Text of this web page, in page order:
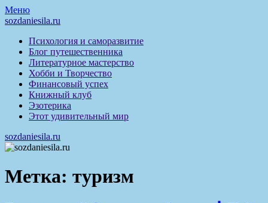
Перейти
к
Меню
sozdaniesila.ru
Психология и саморазвитие
Блог путешественника
Литературное мастерство
Хобби и Творчество
Финансовый успех
Книжный клуб
Эзотерика
Этот удивительный мир
sozdaniesila.ru
Метка: туризм